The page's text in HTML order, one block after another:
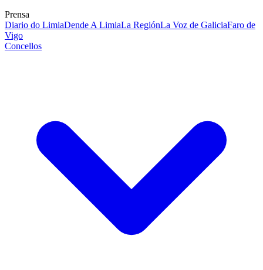
Prensa
Diario do LimiaDende A LimiaLa RegiónLa Voz de GaliciaFaro de
Vigo
Concellos